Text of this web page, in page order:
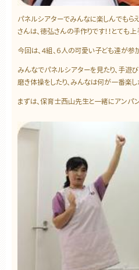
パネルシアターでみんなに楽しんでもら
さんは、徳弘さんの手作りです！！とても
今回は、４組、６人の可愛い子ども達が参
みんなでパネルシアターを見たり、手遊
磨き体操をしたり、みんなは何が一番楽し
まずは、保育士西山先生と一緒にアンパ